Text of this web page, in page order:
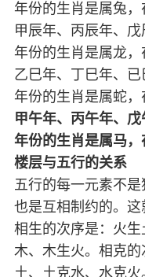
年份的生肖是属兔，
甲辰年、丙辰年、
年份的生肖是属龙，
乙巳年、丁巳年、
年份的生肖是属蛇，
甲午年、丙午年、
年份的生肖是属马，
楼层与五行的关系
五行的每一元素不是
也是互相制约的。
相生的次序是：火
木、木生火。相克
土、土克水、水克